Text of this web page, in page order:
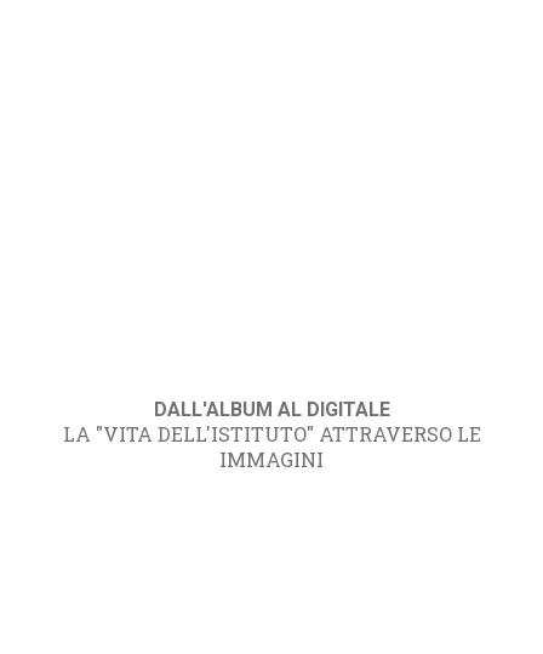
DALL'ALBUM AL DIGITALE
LA "VITA DELL'ISTITUTO" ATTRAVERSO LE
IMMAGINI